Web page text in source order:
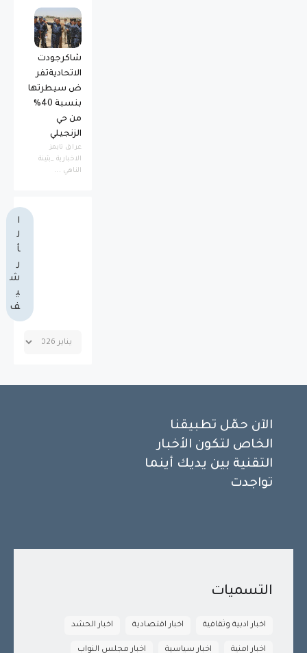
شاكرجودت
الاتحاديةتفر
ض سيطرتها
بنسبة 40%
من حي
الزنجيلي
عراق تايمز
الاخبارية _بثينة
الناهي ...
ا
ل
أ
ر
ش
ي
ف
الآن حمّل تطبيقنا
الخاص لتكون الأخبار
التقنية بين يديك أينما
تواجدت
التسميات
اخبار ادبية وثقافية اخبار اقتصادية اخبار الحشد
اخبار امنية اخبار سياسية اخبار مجلس النواب